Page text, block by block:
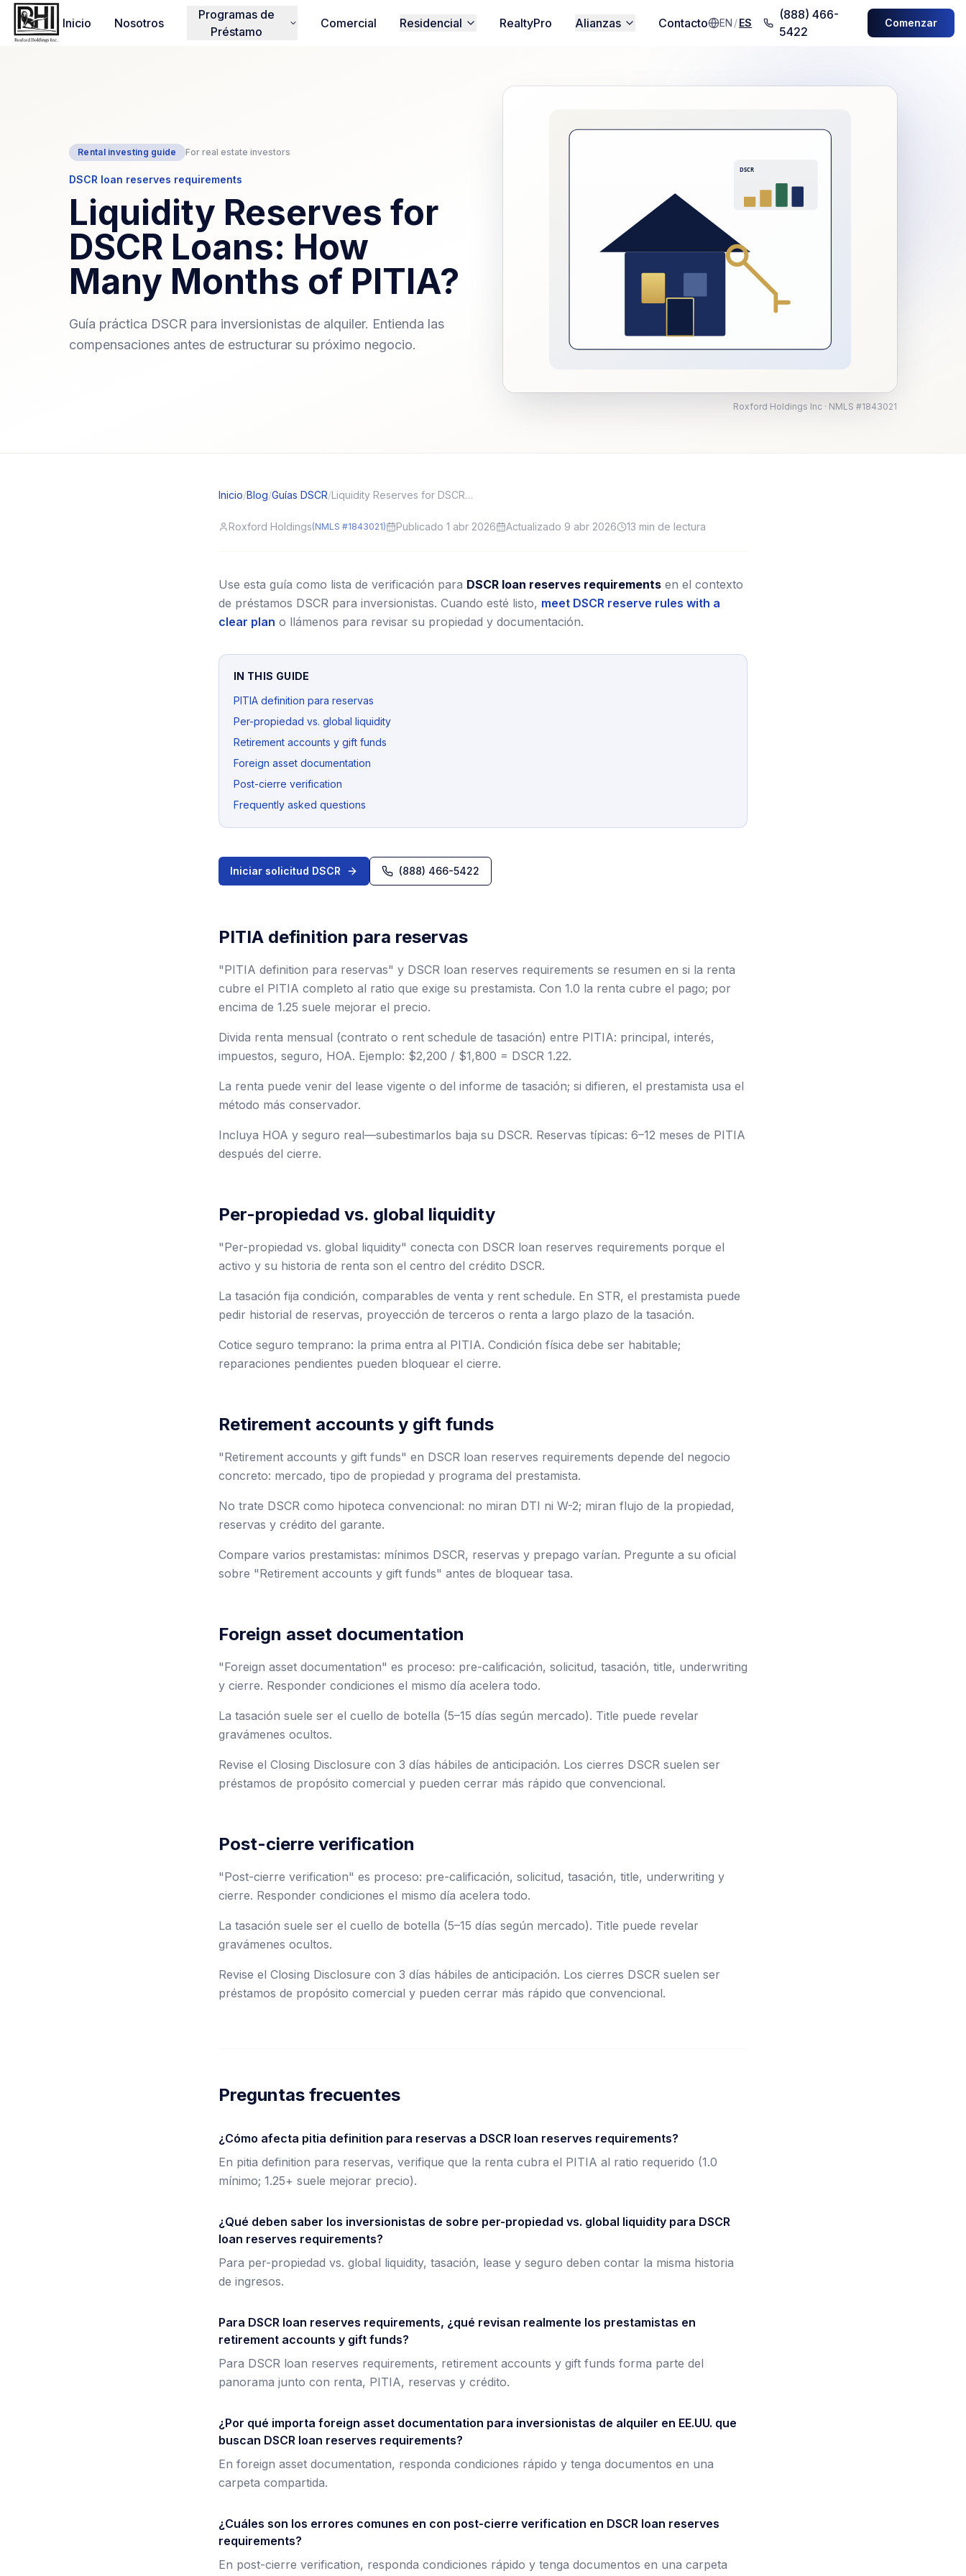
Inicio Nosotros
Programas de
Préstamo
Comercial Residencial RealtyPro Alianzas Contacto EN /ES
(888) 466-
5422
Comenzar
Rental investing guide For real estate investors
DSCR loan reserves requirements
Liquidity Reserves for
DSCR Loans: How
Many Months of PITIA?
Guía práctica DSCR para inversionistas de alquiler. Entienda las
compensaciones antes de estructurar su próximo negocio.
Roxford Holdings Inc · NMLS #1843021
Inicio/Blog/Guías DSCR/ Liquidity Reserves for DSCR Loans: How Many Months of PITIA?
Roxford Holdings(NMLS #1843021) Publicado 1 abr 2026 Actualizado 9 abr 2026 13 min de lectura
Use esta guía como lista de verificación para DSCR loan reserves requirements en el contexto
de préstamos DSCR para inversionistas. Cuando esté listo, meet DSCR reserve rules with a
clear plan o llámenos para revisar su propiedad y documentación.
IN THIS GUIDE
PITIA definition para reservas
Per-propiedad vs. global liquidity
Retirement accounts y gift funds
Foreign asset documentation
Post-cierre verification
Frequently asked questions
Iniciar solicitud DSCR (888) 466-5422
PITIA definition para reservas
"PITIA definition para reservas" y DSCR loan reserves requirements se resumen en si la renta
cubre el PITIA completo al ratio que exige su prestamista. Con 1.0 la renta cubre el pago; por
encima de 1.25 suele mejorar el precio.
Divida renta mensual (contrato o rent schedule de tasación) entre PITIA: principal, interés,
impuestos, seguro, HOA. Ejemplo: $2,200 / $1,800 = DSCR 1.22.
La renta puede venir del lease vigente o del informe de tasación; si difieren, el prestamista usa el
método más conservador.
Incluya HOA y seguro real—subestimarlos baja su DSCR. Reservas típicas: 6–12 meses de PITIA
después del cierre.
Per-propiedad vs. global liquidity
"Per-propiedad vs. global liquidity" conecta con DSCR loan reserves requirements porque el
activo y su historia de renta son el centro del crédito DSCR.
La tasación fija condición, comparables de venta y rent schedule. En STR, el prestamista puede
pedir historial de reservas, proyección de terceros o renta a largo plazo de la tasación.
Cotice seguro temprano: la prima entra al PITIA. Condición física debe ser habitable;
reparaciones pendientes pueden bloquear el cierre.
Retirement accounts y gift funds
"Retirement accounts y gift funds" en DSCR loan reserves requirements depende del negocio
concreto: mercado, tipo de propiedad y programa del prestamista.
No trate DSCR como hipoteca convencional: no miran DTI ni W-2; miran flujo de la propiedad,
reservas y crédito del garante.
Compare varios prestamistas: mínimos DSCR, reservas y prepago varían. Pregunte a su oficial
sobre "Retirement accounts y gift funds" antes de bloquear tasa.
Foreign asset documentation
"Foreign asset documentation" es proceso: pre-calificación, solicitud, tasación, title, underwriting
y cierre. Responder condiciones el mismo día acelera todo.
La tasación suele ser el cuello de botella (5–15 días según mercado). Title puede revelar
gravámenes ocultos.
Revise el Closing Disclosure con 3 días hábiles de anticipación. Los cierres DSCR suelen ser
préstamos de propósito comercial y pueden cerrar más rápido que convencional.
Post-cierre verification
"Post-cierre verification" es proceso: pre-calificación, solicitud, tasación, title, underwriting y
cierre. Responder condiciones el mismo día acelera todo.
La tasación suele ser el cuello de botella (5–15 días según mercado). Title puede revelar
gravámenes ocultos.
Revise el Closing Disclosure con 3 días hábiles de anticipación. Los cierres DSCR suelen ser
préstamos de propósito comercial y pueden cerrar más rápido que convencional.
Preguntas frecuentes
¿Cómo afecta pitia definition para reservas a DSCR loan reserves requirements?
En pitia definition para reservas, verifique que la renta cubra el PITIA al ratio requerido (1.0
mínimo; 1.25+ suele mejorar precio).
¿Qué deben saber los inversionistas de sobre per-propiedad vs. global liquidity para DSCR
loan reserves requirements?
Para per-propiedad vs. global liquidity, tasación, lease y seguro deben contar la misma historia
de ingresos.
Para DSCR loan reserves requirements, ¿qué revisan realmente los prestamistas en
retirement accounts y gift funds?
Para DSCR loan reserves requirements, retirement accounts y gift funds forma parte del
panorama junto con renta, PITIA, reservas y crédito.
¿Por qué importa foreign asset documentation para inversionistas de alquiler en EE.UU. que
buscan DSCR loan reserves requirements?
En foreign asset documentation, responda condiciones rápido y tenga documentos en una
carpeta compartida.
¿Cuáles son los errores comunes en con post-cierre verification en DSCR loan reserves
requirements?
En post-cierre verification, responda condiciones rápido y tenga documentos en una carpeta